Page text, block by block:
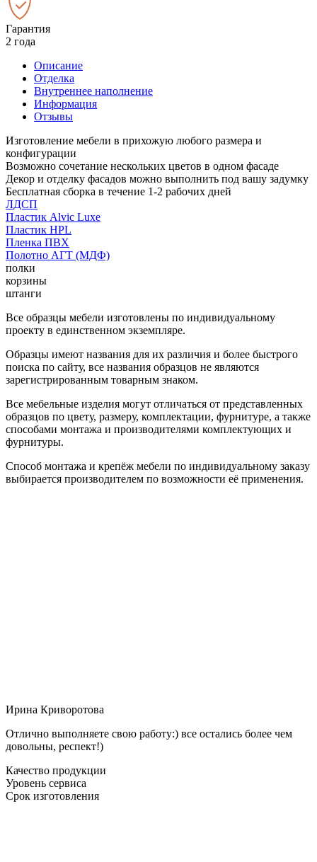
Гарантия
2 года
Описание
Отделка
Внутреннее наполнение
Информация
Отзывы
Изготовление мебели в прихожую любого размера и
конфигурации
Возможно сочетание нескольких цветов в одном фасаде
Декор и отделку фасадов можно выполнить под вашу задумку
Бесплатная сборка в течение 1-2 рабочих дней
ЛДСП
Пластик Alvic Luxe
Пластик HPL
Пленка ПВХ
Полотно АГТ (МДФ)
полки
корзины
штанги
Все образцы мебели изготовлены по индивидуальному
проекту в единственном экземпляре.
Образцы имеют названия для их различия и более быстрого
поиска по сайту, все названия образцов не являются
зарегистрированным товарным знаком.
Все мебельные изделия могут отличаться от представленных
образцов по цвету, размеру, комплектации, фурнитуре, а также
способами монтажа и производителями комплектующих и
фурнитуры.
Способ монтажа и крепёж мебели по индивидуальному заказу
выбирается производителем по возможности её применения.
Ирина Криворотова
Отлично выполняете свою работу:) все остались более чем
довольны, респект!)
Качество продукции
Уровень сервиса
Срок изготовления